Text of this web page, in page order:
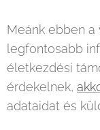
Meánk ebben
legfontosabb
életkezdési
érdekelnek,
adataidat és